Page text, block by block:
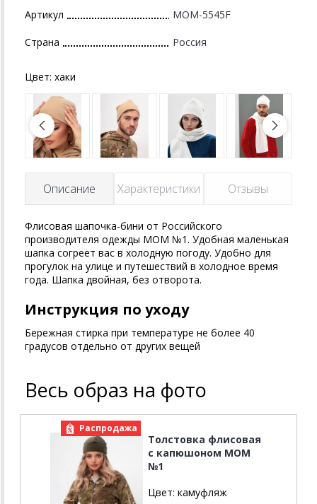
Артикул MOM-5545F
Страна Россия
Цвет: хаки
Описание Характеристики Отзывы
Флисовая шапочка-бини от Российского
производителя одежды MOM №1. Удобная маленькая
шапка согреет вас в холодную погоду. Удобно для
прогулок на улице и путешествий в холодное время
года. Шапка двойная, без отворота.
Инструкция по уходу
Бережная стирка при температуре не более 40
градусов отдельно от других вещей
Весь образ на фото
Распродажа
Толстовка флисовая
с капюшоном MOM
№1
Цвет: камуфляж